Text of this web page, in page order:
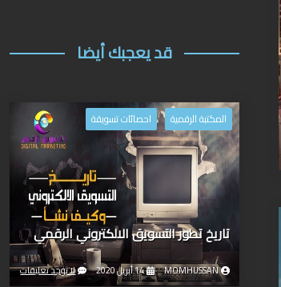
قد يعجبك أيضا
المكتبة الرقمية احصائات تسويقة
تاريخ تطور التسويق الالكتروني الرقمي
MOMHUSSAN 14 أبريل 2020 لا توجد تعليقات